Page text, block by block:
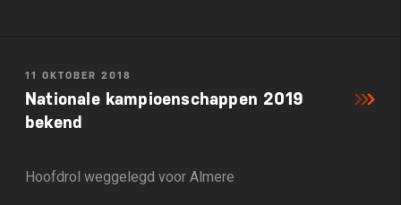
11 OKTOBER 2018
Nationale kampioenschappen 2019
bekend
Hoofdrol weggelegd voor Almere